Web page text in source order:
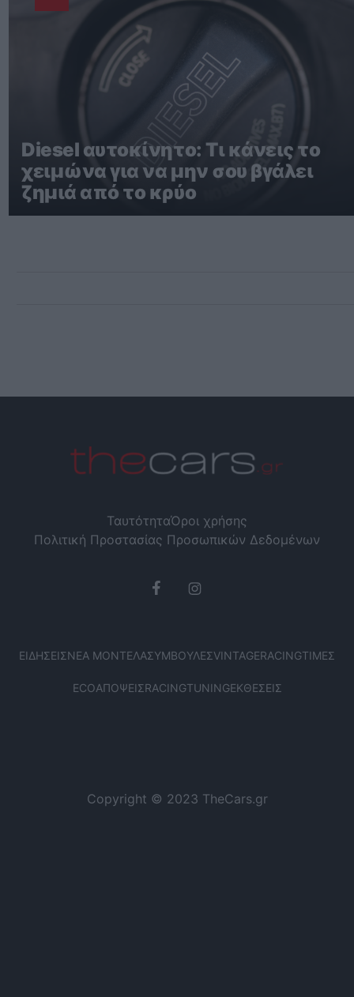
Diesel αυτοκίνητο: Τι κάνεις το
χειμώνα για να μην σου βγάλει
ζημιά από το κρύο
ΤαυτότηταΌροι χρήσης
Πολιτική Προστασίας Προσωπικών Δεδομένων
ΕΙΔΉΣΕΙΣΝΈΑ ΜΟΝΤΈΛΑΣΥΜΒΟΥΛΈΣVINTAGERACINGΤΙΜΈΣ
ECOΑΠΌΨΕΙΣRACINGTUNINGΕΚΘΈΣΕΙΣ
Copyright © 2023 TheCars.gr